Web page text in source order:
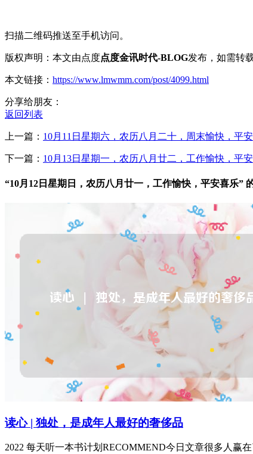
扫描二维码推送至手机访问。
版权声明：本文由点度点度金讯时代-BLOG发布，如需转
本文链接： https://www.lmwmm.com/post/4099.html
分享给朋友：
返回列表
上一篇： 10月11日星期六，农历八月二十，周末愉快，平
下一篇： 10月13日星期一，农历八月廿二，工作愉快，平
“10月12日星期日，农历八月廿一，工作愉快，平安喜乐”
读心 | 独处，是成年人最好的奢侈品
2022 每天听一本书计划RECOMMEND今日文章很多人赢